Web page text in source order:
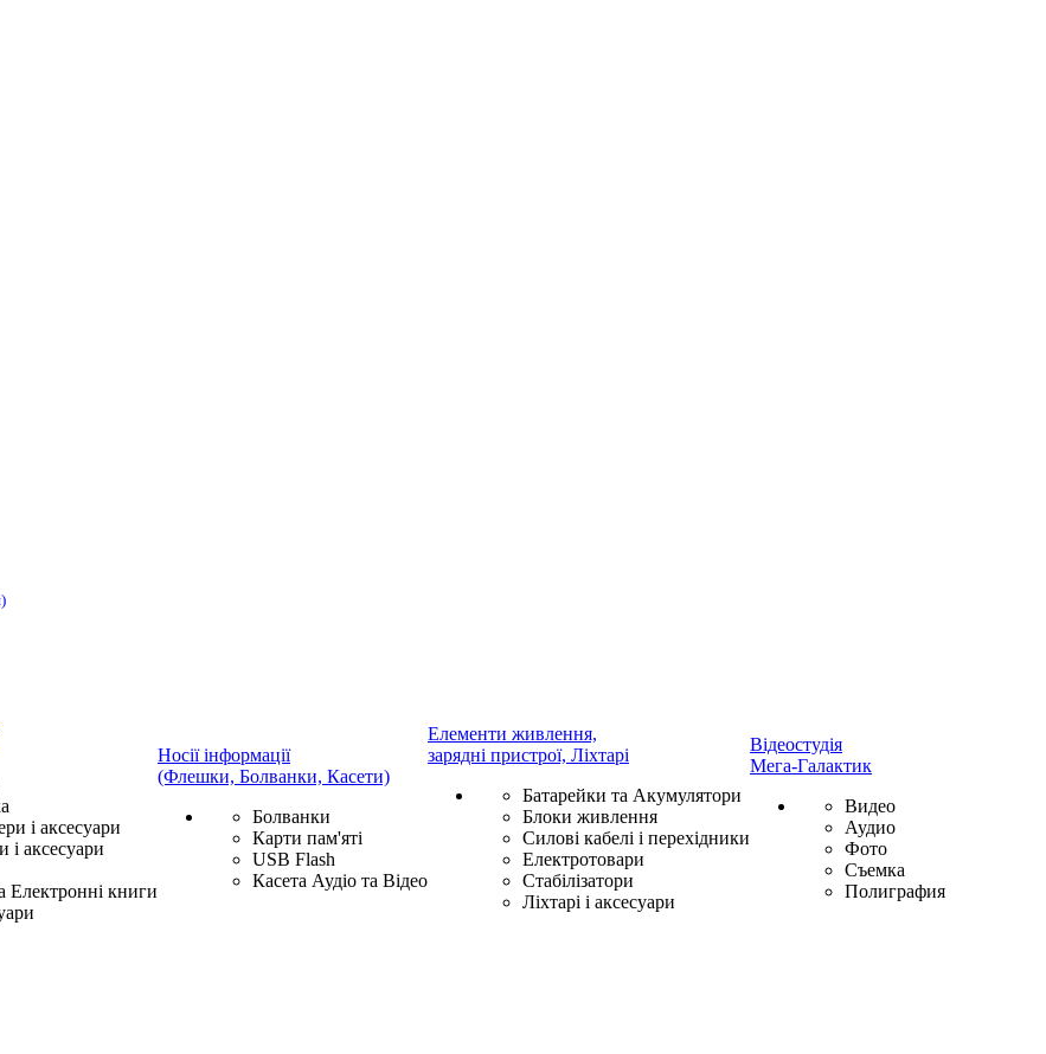
і аксесуари
аксесуари
Електронні книги
Носії інформації
(Флешки, Болванки, Касети)
Болванки
Карти пам'яті
USB Flash
Касета Аудіо та Відео
Елементи живлення,
зарядні пристрої, Ліхтарі
Батарейки та Акумулятори
Блоки живлення
Силові кабелі і перехідники
Електротовари
Стабілізатори
Ліхтарі і аксесуари
Відеостудія
Мега-Галактик
Видео
Аудио
Фото
Съемка
Полиграфия